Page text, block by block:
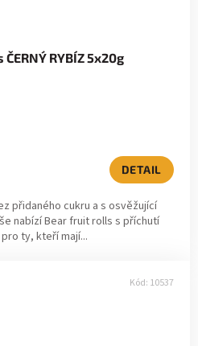
RYBÍZ 5x20g
DETAIL
přidaného cukru a s osvěžující
nabízí Bear fruit rolls s příchutí
ty, kteří mají...
Kód: 10537